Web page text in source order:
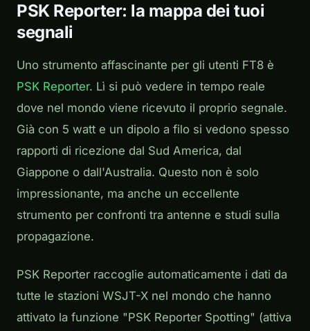
PSK Reporter: la mappa dei tuoi
segnali
Uno strumento affascinante per gli utenti FT8 è
PSK Reporter. Lì si può vedere in tempo reale
dove nel mondo viene ricevuto il proprio segnale.
Già con 5 watt e un dipolo a filo si vedono spesso
rapporti di ricezione dal Sud America, dal
Giappone o dall'Australia. Questo non è solo
impressionante, ma anche un eccellente
strumento per confronti tra antenne e studi sulla
propagazione.
PSK Reporter raccoglie automaticamente i dati da
tutte le stazioni WSJT-X nel mondo che hanno
attivato la funzione "PSK Reporter Spotting" (attiva